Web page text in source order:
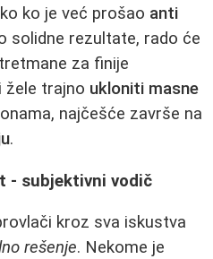
ko je već prošao anti
solidne rezultate, rado će
za finije
žele trajno ukloniti masne
najčešće završe na
.
- subjektivni vodič
kroz sva iskustva
rešenje. Nekome je